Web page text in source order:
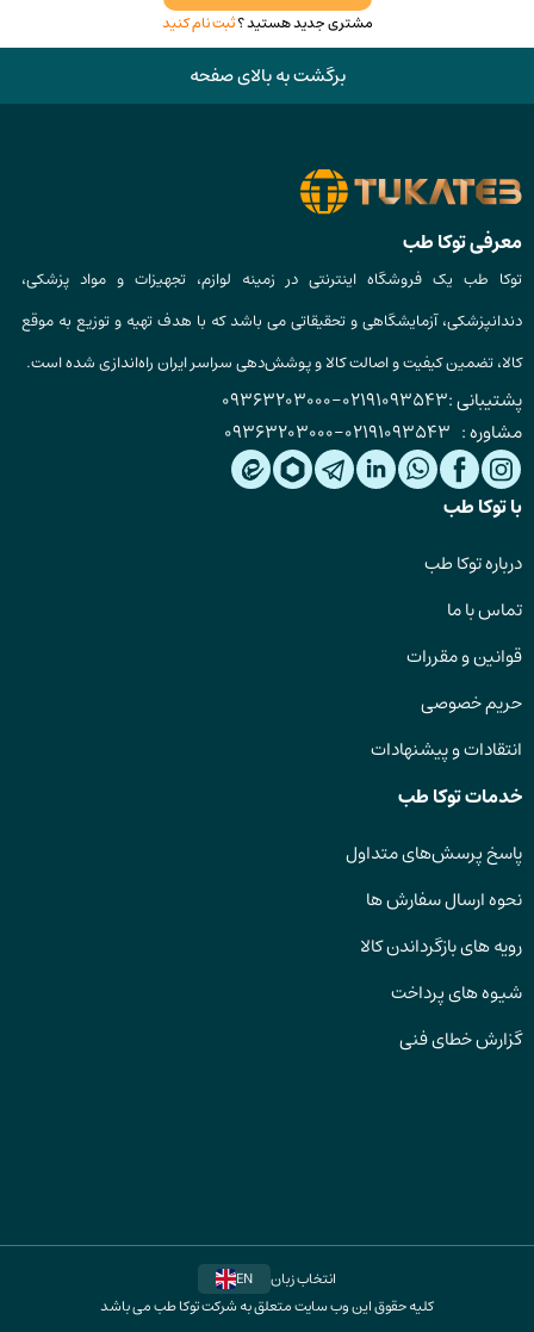
مشتری جدید هستید ؟ثبت نام کنید
برگشت به بالای صفحه
معرفی توکا طب
توکا طب یک فروشگاه اینترنتی در زمینه لوازم، تجهیزات و مواد پزشکی،
دندانپزشکی، آزمایشگاهی و تحقیقاتی می باشد که با هدف تهیه و توزیع به موقع
کالا، تضمین کیفیت و اصالت کالا و پوشش‌دهی سراسر ایران راه‌اندازی شده است.
پشتیبانی :02191093543
-
09363203000
مشاوره : 02191093543
-
09363203000
با توکا طب
درباره توکا طب
تماس با ما
قوانین و مقررات
حریم خصوصی
انتقادات و پیشنهادات
خدمات توکا طب
پاسخ پرسش‌های متداول
نحوه ارسال سفارش ها
رویه های بازگرداندن کالا
شیوه های پرداخت
گزارش خطای فنی
انتخاب زبان
EN
کلیه حقوق این وب سایت متعلق به شرکت توکا طب می باشد